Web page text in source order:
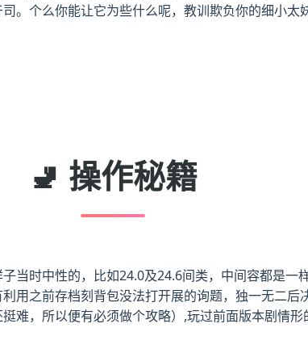
。个么你能让它为些什么呢，教训欺负你的细小太
🚽 操作秘籍
当时中性的，比如24.0及24.6间类，中间容都是
用之前存档刻背包没法打开展的询题，独一无二后
难，所以便有必须做个攻略）,玩过前面版本剧情